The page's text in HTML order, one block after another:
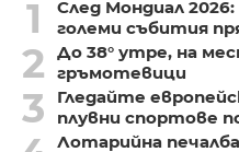
1
След Мондиал
големи събития
2
До 38° утре, на
гръмотевици
3
Гледайте
плувни спортове
Лотарийна